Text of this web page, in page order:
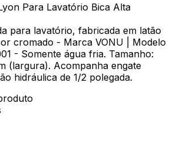
Para Lavatório Bica Alta
para lavatório, fabricada em latão
cromado - Marca VONU | Modelo
- Somente água fria. Tamanho:
(largura). Acompanha engate
hidráulica de 1/2 polegada.